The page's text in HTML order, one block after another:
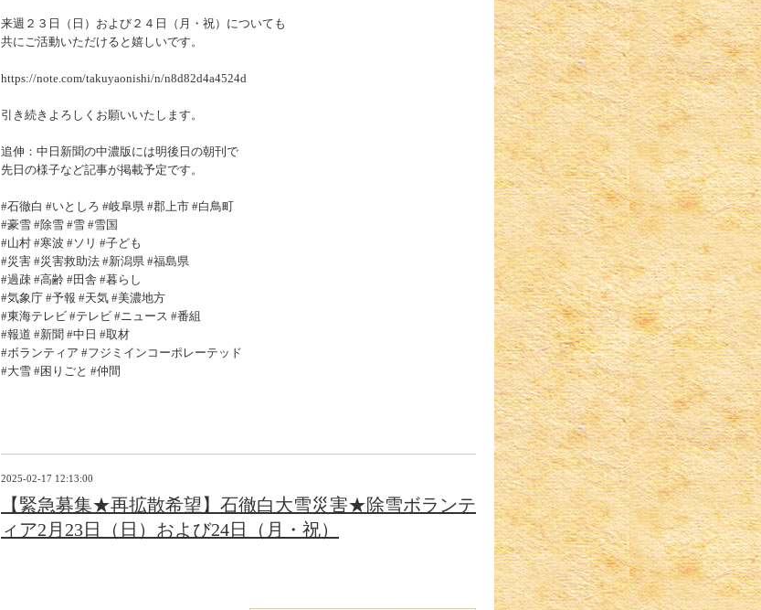
来週２３日（日）および２４日（月・祝）についても
共にご活動いただけると嬉しいです。
https://note.com/takuyaonishi/n/n8d82d4a4524d
引き続きよろしくお願いいたします。
追伸：中日新聞の中濃版には明後日の朝刊で
先日の様子など記事が掲載予定です。
#石徹白 #いとしろ #岐阜県 #郡上市 #白鳥町
#豪雪 #除雪 #雪 #雪国
#山村 #寒波 #ソリ #子ども
#災害 #災害救助法 #新潟県 #福島県
#過疎 #高齢 #田舎 #暮らし
#気象庁 #予報 #天気 #美濃地方
#東海テレビ #テレビ #ニュース #番組
#報道 #新聞 #中日 #取材
#ボランティア #フジミインコーポレーテッド
#大雪 #困りごと #仲間
2025-02-17 12:13:00
【緊急募集★再拡散希望】石徹白大雪災害★除雪ボランテ
ィア2月23日（日）および24日（月・祝）